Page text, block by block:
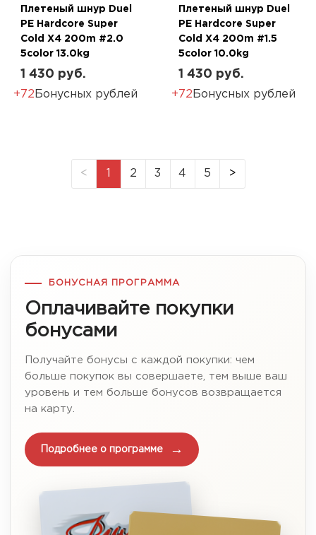
Плетеный шнур Duel
PE Hardcore Super
Cold X4 200m #2.0
5color 13.0kg
1 430 руб.
+72 Бонусных рублей
Плетеный шнур Duel
PE Hardcore Super
Cold X4 200m #1.5
5color 10.0kg
1 430 руб.
+72 Бонусных рублей
< 2 3 4 5 >
БОНУСНАЯ ПРОГРАММА
Оплачивайте покупки
бонусами
Получайте бонусы с каждой покупки: чем
больше покупок вы совершаете, тем выше ваш
уровень и тем больше бонусов возвращается
на карту.
Подробнее о программе